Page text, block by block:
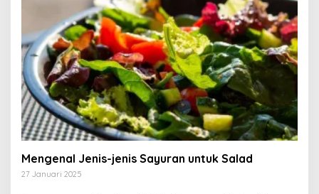
Mengenal Jenis-jenis Sayuran untuk Salad
27 Januari 2025